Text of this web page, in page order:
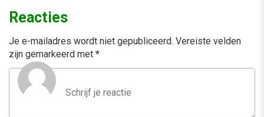
Reacties
Je e-mailadres wordt niet gepubliceerd. Vereiste velden
zijn gemarkeerd met *